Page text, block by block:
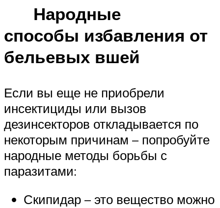
Народные
способы избавления от
бельевых вшей
Если вы еще не приобрели
инсектициды или вызов
дезинсекторов откладывается по
некоторым причинам – попробуйте
народные методы борьбы с
паразитами:
Скипидар – это вещество можно